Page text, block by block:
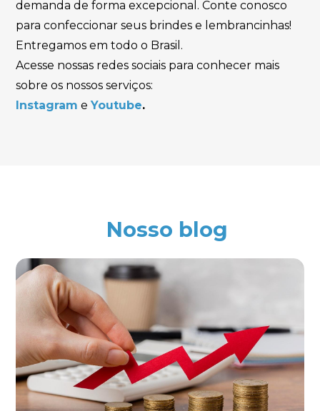
demanda de forma excepcional. Conte conosco
para confeccionar seus brindes e lembrancinhas!
Entregamos em todo o Brasil.
Acesse nossas redes sociais para conhecer mais
sobre os nossos serviços:
Instagram eYoutube.
Nosso blog